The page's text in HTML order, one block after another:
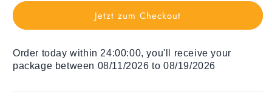
At
Monstera
At
Jetzt zum Checkout
Order today within 24:00:00, you'll receive your
package between 08/11/2026 to 08/19/2026